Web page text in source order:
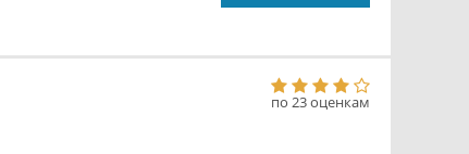
по 23 оценкам